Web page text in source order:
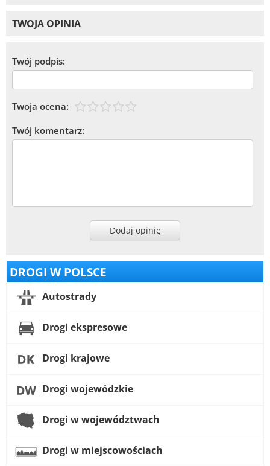
TWOJA OPINIA
Twój podpis:
Twoja ocena:
Twój komentarz:
Dodaj opinię
DROGI W POLSCE
Autostrady
Drogi ekspresowe
Drogi krajowe
Drogi wojewódzkie
Drogi w województwach
Drogi w miejscowościach